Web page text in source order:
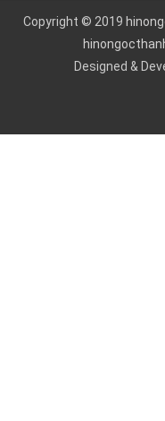
Copyright © 2019
Designed &